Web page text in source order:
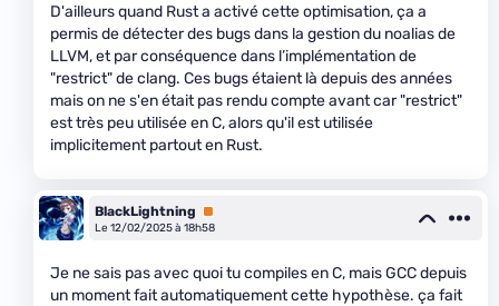
D'ailleurs quand Rust a activé cette optimisation, ça a
permis de détecter des bugs dans la gestion du noalias de
LLVM, et par conséquence dans l’implémentation de
"restrict" de clang. Ces bugs étaient là depuis des années
mais on ne s'en était pas rendu compte avant car "restrict"
est très peu utilisée en C, alors qu'il est utilisée
implicitement partout en Rust.
BlackLightning
Premium
Le 12/02/2025 à 18h58
Je ne sais pas avec quoi tu compiles en C, mais GCC depuis
un moment fait automatiquement cette hypothèse. ça fait